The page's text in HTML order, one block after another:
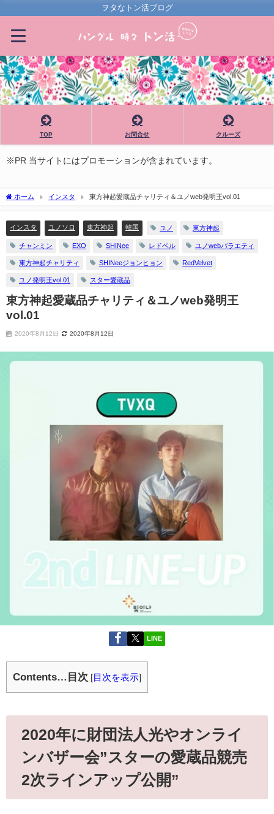
ヲタなトン活ブログ
TOP お問合せ クルーズ
※PR 当サイトにはプロモーションが含まれています。
ホーム インスタ 東方神起愛蔵品チャリティ＆ユノweb発明王vol.01
インスタ ユノソロ 東方神起 韓国 ユノ 東方神起
チャンミン EXO SHINee レドベル ユノwebバラエティ
東方神起チャリティ SHINeeジョンヒョン RedVelvet
ユノ発明王vol.01 スター愛蔵品
東方神起愛蔵品チャリティ＆ユノweb発明王
vol.01
2020年8月12日 2020年8月12日
LINE
Contents…目次 [目次を表示]
2020年に財団法人光やオンライ
ンバザー会”スターの愛蔵品競売
2次ラインアップ公開”